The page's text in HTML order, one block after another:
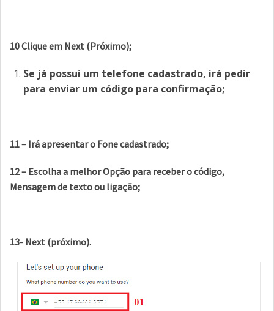
10 Clique em Next (Próximo);
Se já possui um telefone cadastrado, irá pedir
para enviar um código para confirmação;
11 – Irá apresentar o Fone cadastrado;
12 – Escolha a melhor Opção para receber o código,
Mensagem de texto ou ligação;
13- Next (próximo).